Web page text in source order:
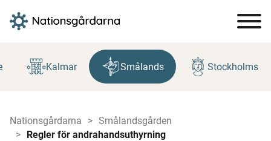
till
innehåll
Kalmar Smålands Stockholms
Nationsgårdarna
Smålandsgården
Regler för andrahandsuthyrning